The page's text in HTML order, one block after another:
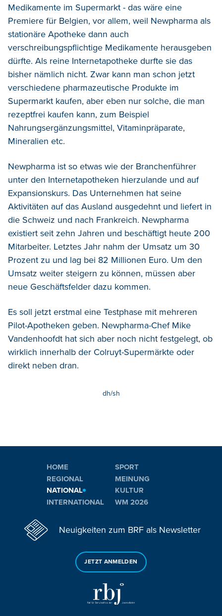
Medikamente im Supermarkt - das wäre eine
Premiere für Belgien, vor allem, weil Newpharma als
stationäre Apotheke dann auch
verschreibungspflichtige Medikamente herausgeben
dürfte. Als reine Internetapotheke durfte sie das
bisher nämlich nicht. Zwar kann man schon jetzt
verschiedene pharmazeutische Produkte im
Supermarkt kaufen, aber eben nur solche, die man
rezeptfrei kaufen kann, zum Beispiel
Nahrungsergänzungsmittel, Vitaminpräparate,
Mineralien etc.
Newpharma ist so etwas wie der Branchenführer
unter den Internetapotheken hierzulande und auf
Expansionskurs. Das Unternehmen hat seine
Aktivitäten auf das Ausland ausgedehnt und liefert in
die Schweiz und nach Frankreich. Newpharma
existiert seit zehn Jahren und beschäftigt heute 200
Mitarbeiter. Letztes Jahr nahm der Umsatz um 30
Prozent zu und lag bei 82 Millionen Euro. Um den
Umsatz weiter steigern zu können, müssen aber
neue Geschäftsfelder dazu kommen.
Es soll jetzt erstmal eine Testphase mit mehreren
Pilot-Apotheken geben. Newpharma-Chef Mike
Vandenhoofdt hat sich aber noch nicht festgelegt, ob
wirklich innerhalb der Colruyt-Supermärkte oder
direkt neben dran.
dh/sh
HOME
REGIONAL
NATIONAL
INTERNATIONAL
SPORT
MEINUNG
KULTUR
WM 2026
Neuigkeiten zum BRF als Newsletter
JETZT ANMELDEN